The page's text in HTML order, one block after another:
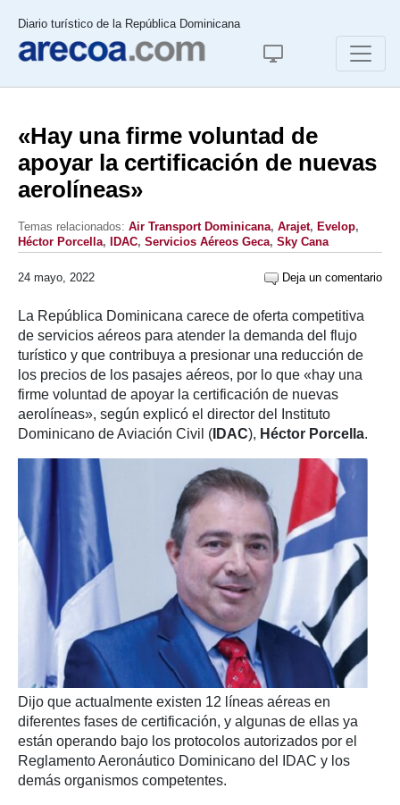
Diario turístico de la República Dominicana
«Hay una firme voluntad de
apoyar la certificación de nuevas
aerolíneas»
Temas relacionados: Air Transport Dominicana, Arajet, Evelop,
Héctor Porcella, IDAC, Servicios Aéreos Geca, Sky Cana
24 mayo, 2022 Deja un comentario
La República Dominicana carece de oferta competitiva
de servicios aéreos para atender la demanda del flujo
turístico y que contribuya a presionar una reducción de
los precios de los pasajes aéreos, por lo que «hay una
firme voluntad de apoyar la certificación de nuevas
aerolíneas», según explicó el director del Instituto
Dominicano de Aviación Civil ( IDAC), Héctor Porcella.
Dijo que actualmente existen 12 líneas aéreas en
diferentes fases de certificación, y algunas de ellas ya
están operando bajo los protocolos autorizados por el
Reglamento Aeronáutico Dominicano del IDAC y los
demás organismos competentes.